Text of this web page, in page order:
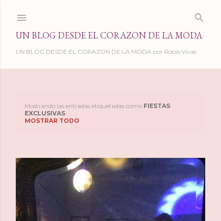
UN BLOG DESDE EL CORAZON DE LA MODA
UN BLOG DESDE EL CORAZON DE LA MODA por Rocio Vivas
t
r
a
d
Mostrando las entradas etiquetadas como FIESTAS
EXCLUSIVAS
MOSTRAR TODO